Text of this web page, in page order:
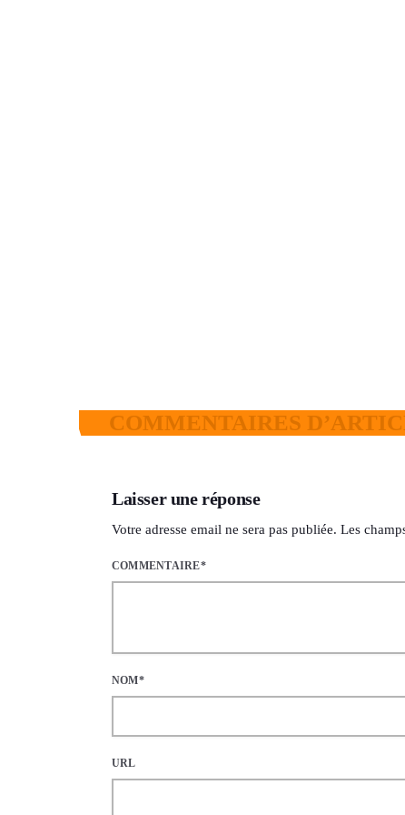
COMMENTAIRES
Laisser une réponse
Votre adresse email ne sera pas publiée. Les
COMMENTAIRE*
NOM*
URL